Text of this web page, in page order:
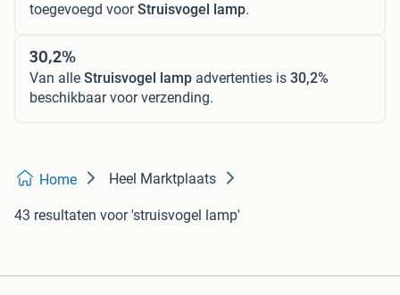
toegevoegd voorStruisvogel lamp.
30,2%
Van alle Struisvogel lamp advertenties is 30,2%
beschikbaar voor verzending.
Home Heel Marktplaats
43 resultaten voor 'struisvogel lamp'